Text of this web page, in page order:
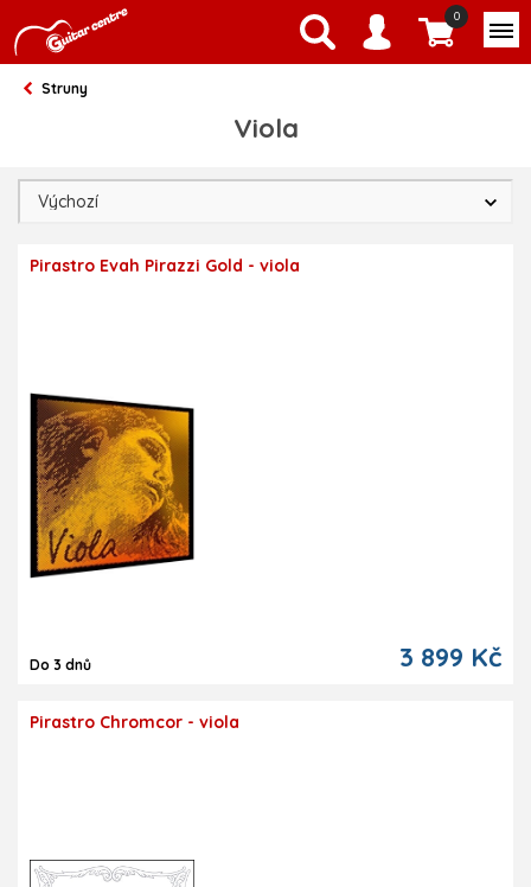
0
Struny
Viola
Pirastro Evah Pirazzi Gold - viola
Do 3 dnů 3 899 Kč
Pirastro Chromcor - viola